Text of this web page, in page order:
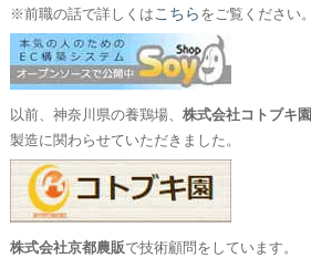
※前職の話で詳しくはこちら をご覧ください。
以前、神奈川県の養鶏場、 株式会社コトブキ園
製造に関わらせていただきました。
株式会社京都農販で技術顧問をしています。